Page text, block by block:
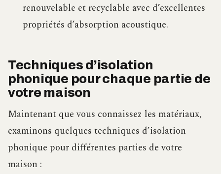
renouvelable et recyclable avec d’excellentes
propriétés d’absorption acoustique.
Techniques d’isolation
phonique pour chaque partie de
votre maison
Maintenant que vous connaissez les matériaux,
examinons quelques techniques d’isolation
phonique pour différentes parties de votre
maison :